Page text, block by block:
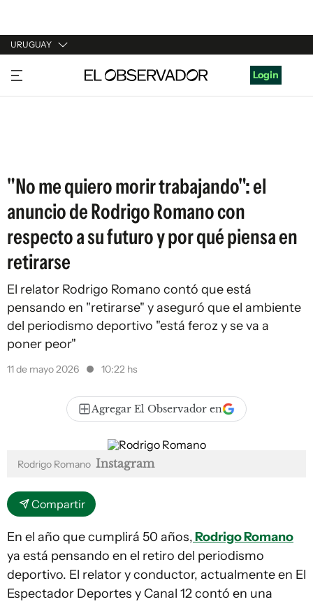
URUGUAY
URUGUAY
ARGENTINA
Login
"No me quiero morir trabajando": el
anuncio de Rodrigo Romano con
respecto a su futuro y por qué piensa en
retirarse
El relator Rodrigo Romano contó que está
pensando en "retirarse" y aseguró que el ambiente
del periodismo deportivo "está feroz y se va a
poner peor"
11 de mayo 2026 10:22 hs
Agregar El Observador en
Rodrigo Romano Instagram
Compartir
En el año que cumplirá 50 años,Rodrigo Romano
ya está pensando en el retiro del periodismo
deportivo. El relator y conductor, actualmente en El
Espectador Deportes y Canal 12 contó en una